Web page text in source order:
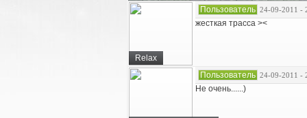
Relax
Пользователь 24-09-2011 -
жесткая трасса ><
Пользователь 24-09-2011 -
Не очень......)